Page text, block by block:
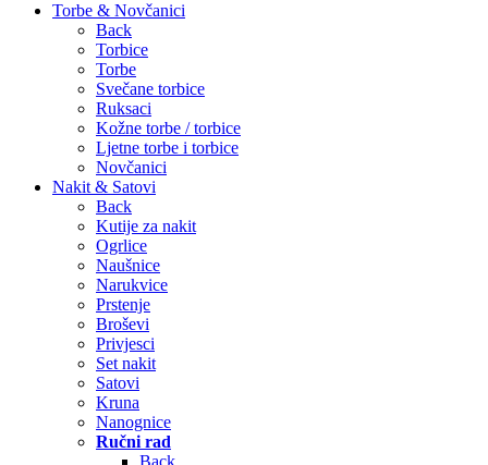
Torbe & Novčanici
Back
Torbice
Torbe
Svečane torbice
Ruksaci
Kožne torbe / torbice
Ljetne torbe i torbice
Novčanici
Nakit & Satovi
Back
Kutije za nakit
Ogrlice
Naušnice
Narukvice
Prstenje
Broševi
Privjesci
Set nakit
Satovi
Kruna
Nanognice
Ručni rad
Back